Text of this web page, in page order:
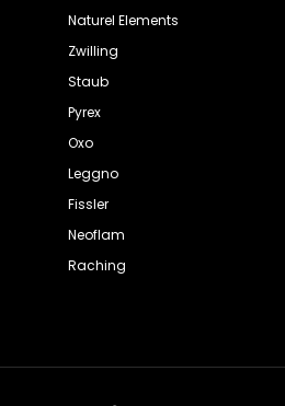
Naturel Elements
Zwilling
Staub
Pyrex
Oxo
Leggno
Fissler
Neoflam
Raching